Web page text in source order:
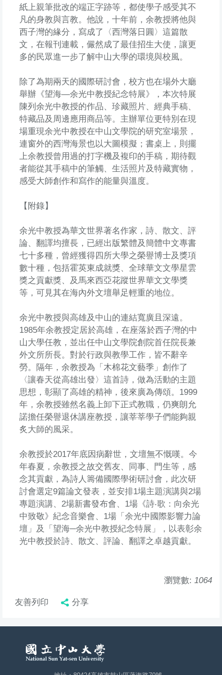
紙上親筆批改的端正字跡等，都使學子感受其不
凡的身教與言教。他說，十年前，余教授將他與
西子灣的緣分，寫成了〈西灣落日圓〉這篇散
文，在報刊連載，儼然成了最佳招生大使，讓更
多的民眾進一步了解中山大學的環境與校風。
除了為期兩天的國際研討會，校方也在場外大廳
舉辦《望海—余光中教授紀念特展》，本次特展
陳列余光中教授的作品、珍藏照片、經典手稿、
特藏品及周邊應用商品等。主辦單位更特別在現
場重現余光中教授在中山文學院的研究室場景，
連窗外的西灣海景也以大圖模擬；書桌上，則擺
上余教授曾用過的打字機及複印的手稿，期待觀
者能從其手稿中的筆觸、生活照片及特藏實物，
感受大師創作和寫作的能量與溫度。
【附錄】
余光中教授為華文世界著名作家，詩、散文、評
論、翻譯均擅長，已經出版繁體及簡體中文專書
七十多種，曾經獲得四所大學之榮譽博士及獎項
數十種，包括霍英東成就獎、全球華文文學星雲
獎之貢獻獎、及馬來西亞花蹤世界華文文學獎
等，可見其在海內外文壇舉足輕重的地位。
余光中教授與高雄及中山的連結寬廣且深遠。
1985年余教授定居於高雄，在座落於西子灣的中
山大學任教，並出任中山文學院創院首任院長兼
外文所所長。對於行政與教學工作，皆不辭辛
勞。隔年，余教授為「木棉花文藝季」創作了
〈讓春天從高雄出發〉這首詩，做為活動的主題
思想，彰顯了高雄的精神，後來廣為傳頌。1999
年，余教授雖然名義上卸下正式教職，仍爽朗允
諾擔任榮譽退休講座教授，讓莘莘學子們能夠親
炙大師的風采。
余教授於2017年底因病辭世，文壇無不慨嘆。今
年春夏，余教授之故交舊友、同事、門生等，感
念其貢獻，為詩人籌備國際學術研討會，此次研
討會選定9篇論文發表，並安排1場主題演講與2場
專題演講、2場新書發布會、1場《詩‧歌：向余光
中致敬》紀念音樂會、1場「余光中國際影響力論
壇」及「望海─余光中教授紀念特展」，以表彰余
光中教授於詩、散文、評論、翻譯之卓越貢獻。
瀏覽數: 1064
友善列印 分享